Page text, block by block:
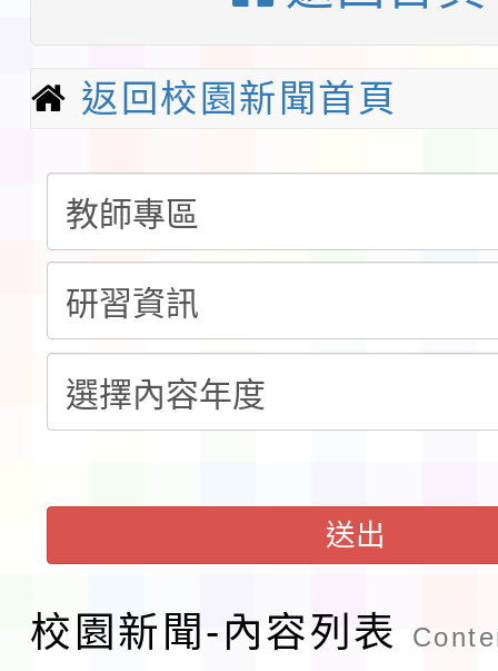
請一案
報
淨零綠領人才培育課程
檢送桃園市115學年度
及師生本土語及新住民
實施要點各1份
115年食農教育專業人
程
函轉國家通訊傳播委員
鎮韌性（防空）演習－
速演練執行計畫」
「115年金融知識線上
法」
本校115學年度第1學
告(不再辦理後續甄選)
檢送「桃園市115學年
賽實施要點」1份
本市「115學年度學生
程安排一案
「桃園市補助參觀特色
返回校園新聞首頁
送出
校園新聞-內容列表